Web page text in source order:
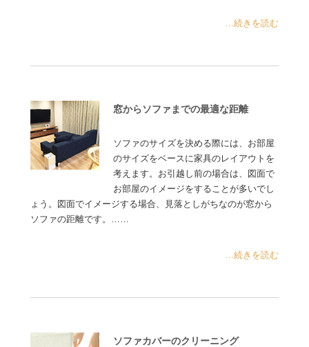
...続きを読む
窓からソファまでの最適な距離
ソファのサイズを決める際には、お部屋
のサイズをベースに家具のレイアウトを
考えます。お引越し前の場合は、図面で
お部屋のイメージをすることが多いでし
ょう。図面でイメージする場合、見落としがちなのが窓から
ソファの距離です。……
...続きを読む
ソファカバーのクリーニング